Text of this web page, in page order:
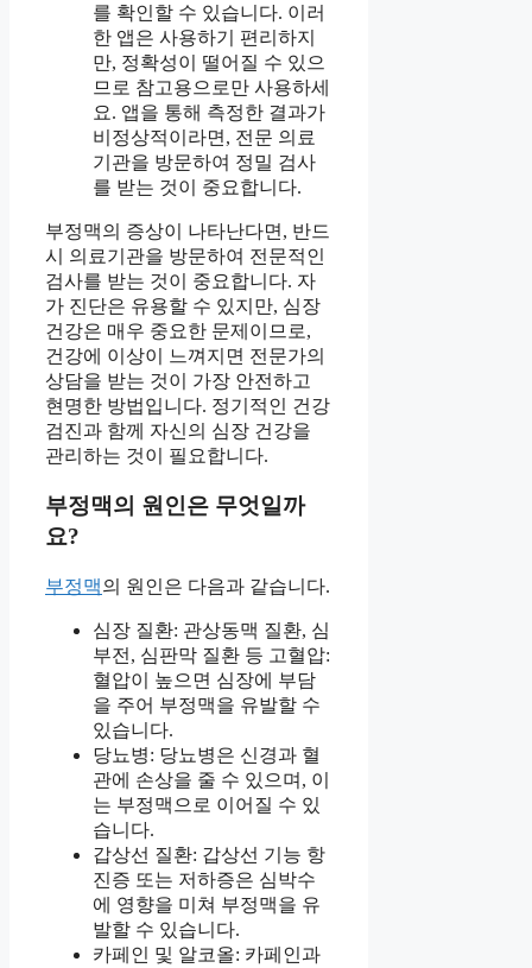
를 확인할 수 있습니다. 이러
한 앱은 사용하기 편리하지
만, 정확성이 떨어질 수 있으
므로 참고용으로만 사용하세
요. 앱을 통해 측정한 결과가
비정상적이라면, 전문 의료
기관을 방문하여 정밀 검사
를 받는 것이 중요합니다.
부정맥의 증상이 나타난다면, 반드
시 의료기관을 방문하여 전문적인
검사를 받는 것이 중요합니다. 자
가 진단은 유용할 수 있지만, 심장
건강은 매우 중요한 문제이므로,
건강에 이상이 느껴지면 전문가의
상담을 받는 것이 가장 안전하고
현명한 방법입니다. 정기적인 건강
검진과 함께 자신의 심장 건강을
관리하는 것이 필요합니다.
부정맥의 원인은 무엇일까
요?
부정맥의 원인은 다음과 같습니다.
심장 질환: 관상동맥 질환, 심
부전, 심판막 질환 등 고혈압:
혈압이 높으면 심장에 부담
을 주어 부정맥을 유발할 수
있습니다.
당뇨병: 당뇨병은 신경과 혈
관에 손상을 줄 수 있으며, 이
는 부정맥으로 이어질 수 있
습니다.
갑상선 질환: 갑상선 기능 항
진증 또는 저하증은 심박수
에 영향을 미쳐 부정맥을 유
발할 수 있습니다.
카페인 및 알코올: 카페인과